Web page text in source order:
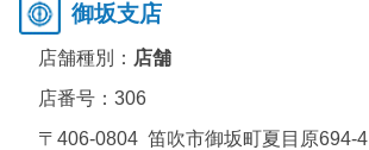
御坂支店
店舗種別： 店舗
店番号：306
〒406-0804 笛吹市御坂町夏目原694-4